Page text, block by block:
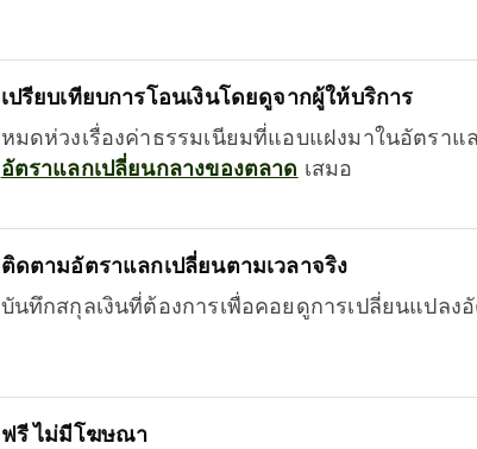
เปรียบเทียบการโอนเงินโดยดูจากผู้ให้บริการ
หมดห่วงเรื่องค่าธรรมเนียมที่แอบแฝงมาในอัตราแ
อัตราแลกเปลี่ยนกลางของตลาด เสมอ
ติดตามอัตราแลกเปลี่ยนตามเวลาจริง
บันทึกสกุลเงินที่ต้องการเพื่อคอยดูการเปลี่ยนแปลง
ฟรี ไม่มีโฆษณา